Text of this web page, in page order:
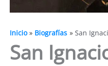
Inicio Biografías San
San